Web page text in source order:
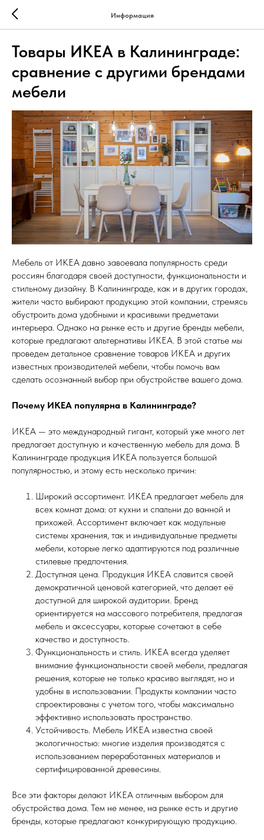
Информация
Товары ИКЕА в Калининграде:
сравнение с другими брендами
мебели
Мебель от ИКЕА давно завоевала популярность среди
россиян благодаря своей доступности, функциональности и
стильному дизайну. В Калининграде, как и в других городах,
жители часто выбирают продукцию этой компании, стремясь
обустроить дома удобными и красивыми предметами
интерьера. Однако на рынке есть и другие бренды мебели,
которые предлагают альтернативы ИКЕА. В этой статье мы
проведем детальное сравнение товаров ИКЕА и других
известных производителей мебели, чтобы помочь вам
сделать осознанный выбор при обустройстве вашего дома.
Почему ИКЕА популярна в Калининграде?
ИКЕА — это международный гигант, который уже много лет
предлагает доступную и качественную мебель для дома. В
Калининграде продукция ИКЕА пользуется большой
популярностью, и этому есть несколько причин:
Широкий ассортимент. ИКЕА предлагает мебель для
всех комнат дома: от кухни и спальни до ванной и
прихожей. Ассортимент включает как модульные
системы хранения, так и индивидуальные предметы
мебели, которые легко адаптируются под различные
стилевые предпочтения.
Доступная цена. Продукция ИКЕА славится своей
демократичной ценовой категорией, что делает её
доступной для широкой аудитории. Бренд
ориентируется на массового потребителя, предлагая
мебель и аксессуары, которые сочетают в себе
качество и доступность.
Функциональность и стиль. ИКЕА всегда уделяет
внимание функциональности своей мебели, предлагая
решения, которые не только красиво выглядят, но и
удобны в использовании. Продукты компании часто
спроектированы с учетом того, чтобы максимально
эффективно использовать пространство.
Устойчивость. Мебель ИКЕА известна своей
экологичностью: многие изделия производятся с
использованием переработанных материалов и
сертифицированной древесины.
Все эти факторы делают ИКЕА отличным выбором для
обустройства дома. Тем не менее, на рынке есть и другие
бренды, которые предлагают конкурирующую продукцию.